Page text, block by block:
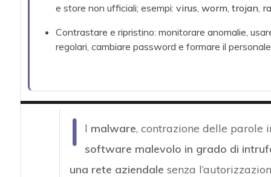
e store non ufficiali; esempi: virus worm, trojan,
Contrastare e ripristino: monitorare anomalie,
regolari, cambiare password e formare il
I l malware, contrazione delle parole
software malevolo in grado di
una rete aziendale senza